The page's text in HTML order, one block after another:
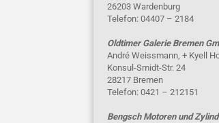
26203 Wardenburg
Telefon: 04407 – 2184
Oldtimer Galerie Bremen
André Weissmann, + Kyell
Konsul-Smidt-Str. 24
28217 Bremen
Telefon: 0421 – 212151
Bengsch Motoren und